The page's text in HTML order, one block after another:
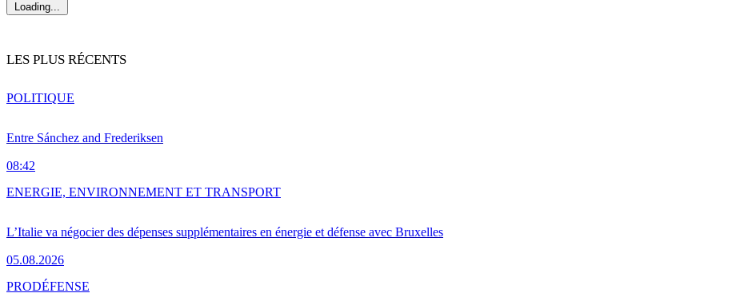
Loading...
LES PLUS RÉCENTS
Entre Sánchez and Frederiksen
08:42
POLITIQUE
L’Italie va négocier des dépenses supplémentaires en énergie et défense avec Bruxelles
05.08.2026
ENERGIE, ENVIRONNEMENT ET TRANSPORT
PRODÉFENSE